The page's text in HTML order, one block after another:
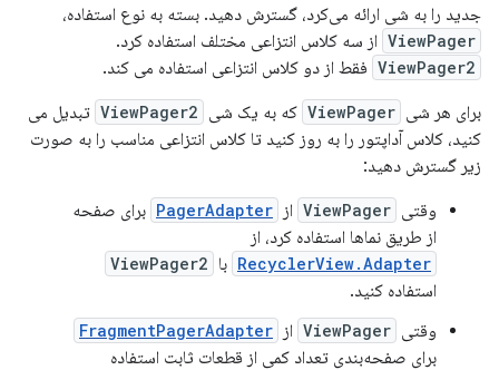
جدید را به شی ارائه می‌کرد، گسترش دهید. بسته به نوع استفاده،
ViewPager از سه کلاس انتزاعی مختلف استفاده کرد.
ViewPager2 فقط از دو کلاس انتزاعی استفاده می کند.
برای هر شی ViewPager که به یک شی ViewPager2 تبدیل می
کنید، کلاس آداپتور را به روز کنید تا کلاس انتزاعی مناسب را به صورت
زیر گسترش دهید:
وقتی ViewPager از PagerAdapter برای صفحه
از طریق نماها استفاده کرد، از
RecyclerView.Adapter با ViewPager2
استفاده کنید.
وقتی ViewPager از FragmentPagerAdapter
برای صفحه‌بندی تعداد کمی از قطعات ثابت استفاده